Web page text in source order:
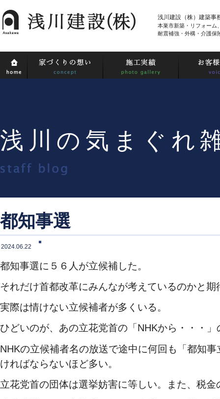
浅川建設（株）建築事
本巣市新築・リフォーム
耐震補強・外構・介護保
浅川の気まぐれ
都知事選
2024.06.22
都知事選に５６人が立候補した。
それだけ首都改革にみんなが考えているのかと
実際は情けない立候補者が多くいる。
ひどいのが、あの立花党首の「NHKから・・・
NHKの立候補者名の放送で途中に何回も「都知
ければならないほど多い。
立花党首の団体は選挙妨害に等しい。また、税